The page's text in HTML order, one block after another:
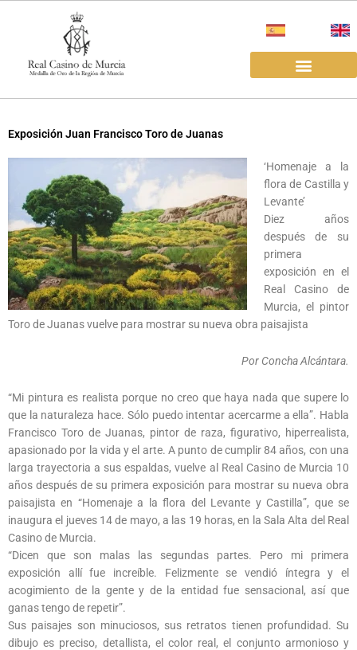
Exposición Juan Francisco Toro de Juanas
‘Homenaje a la
flora de Castilla y
Levante’
Diez años
después de su
primera
exposición en el
Real Casino de
Murcia, el pintor
Toro de Juanas vuelve para mostrar su nueva obra paisajista
Por Concha Alcántara.
“Mi pintura es realista porque no creo que haya nada que supere lo
que la naturaleza hace. Sólo puedo intentar acercarme a ella”. Habla
Francisco Toro de Juanas, pintor de raza, figurativo, hiperrealista,
apasionado por la vida y el arte. A punto de cumplir 84 años, con una
larga trayectoria a sus espaldas, vuelve al Real Casino de Murcia 10
años después de su primera exposición para mostrar su nueva obra
paisajista en “Homenaje a la flora del Levante y Castilla”, que se
inaugura el jueves 14 de mayo, a las 19 horas, en la Sala Alta del Real
Casino de Murcia.
“Dicen que son malas las segundas partes. Pero mi primera
exposición allí fue increíble. Felizmente se vendió íntegra y el
acogimiento de la gente y de la entidad fue sensacional, así que
ganas tengo de repetir”.
Sus paisajes son minuciosos, sus retratos tienen profundidad. Su
dibujo es preciso, detallista, el color real, el conjunto armonioso y